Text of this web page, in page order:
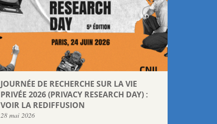
JOURNÉE DE RECHERCHE SUR LA VIE
PRIVÉE 2026 (PRIVACY RESEARCH DAY) :
VOIR LA REDIFFUSION
28 mai 2026